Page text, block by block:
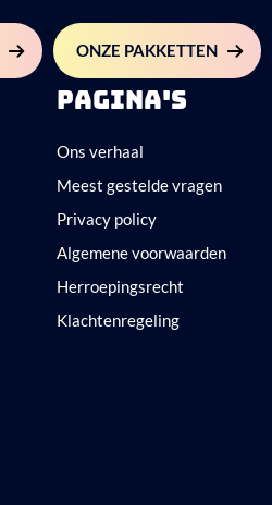
ONZE PAKKETTEN
PAGINA'S
Ons verhaal
Meest gestelde vragen
Privacy policy
Algemene voorwaarden
Herroepingsrecht
Klachtenregeling